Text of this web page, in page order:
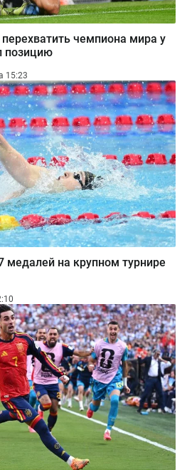
чемпиона мира у
позицию
15:23
медалей на крупном турнире